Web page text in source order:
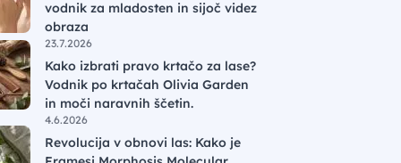
vodnik za mladosten in sijoč videz
obraza
23.7.2026
Kako izbrati pravo krtačo za lase?
Vodnik po krtačah Olivia Garden
in moči naravnih ščetin.
4.6.2026
Revolucija v obnovi las: Kako je